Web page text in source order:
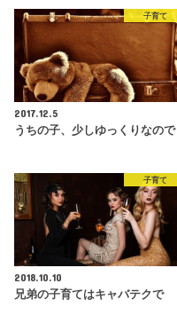
子育て
2017.12.5
うちの子、少しゆっくりなので
子育て
2018.10.10
兄弟の子育てはキャバテクで